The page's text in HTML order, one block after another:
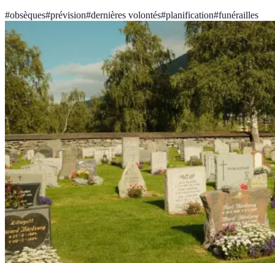
#obsèques#prévision#dernières volontés#planification#funérailles